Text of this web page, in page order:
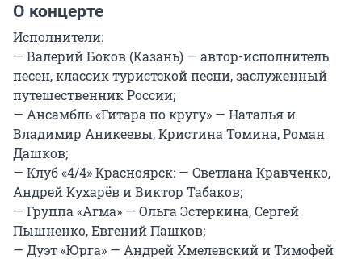
О концерте
Исполнители:
— Валерий Боков (Казань) — автор-исполнитель
песен, классик туристской песни, заслуженный
путешественник России;
— Ансамбль «Гитара по кругу» — Наталья и
Владимир Аникеевы, Кристина Томина, Роман
Дашков;
— Клуб «4/4» Красноярск: — Светлана Кравченко,
Андрей Кухарёв и Виктор Табаков;
— Группа «Агма» — Ольга Эстеркина, Сергей
Пышненко, Евгений Пашков;
— Дуэт «Юрга» — Андрей Хмелевский и Тимофей